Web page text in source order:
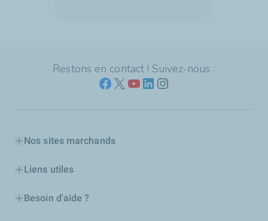
Restons en contact ! Suivez-nous :
Nos sites marchands
Liens utiles
Besoin d'aide ?